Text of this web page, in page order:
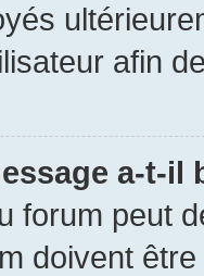
afin
a-t-il
forum peut
doivent